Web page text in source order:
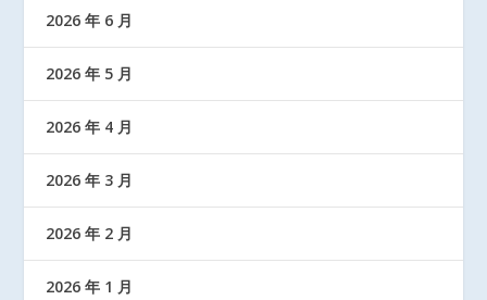
2026 年 6 月
2026 年 5 月
2026 年 4 月
2026 年 3 月
2026 年 2 月
2026 年 1 月